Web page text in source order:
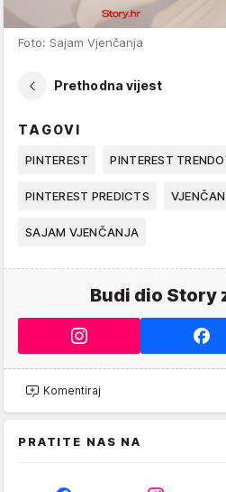
Foto: Sajam Vjenčanja
Prethodna vijest
TAGOVI
PINTEREST PINTEREST
PINTEREST PREDICTS
SAJAM VJENČANJA
Budi dio Story
Komentiraj
PRATITE NAS NA